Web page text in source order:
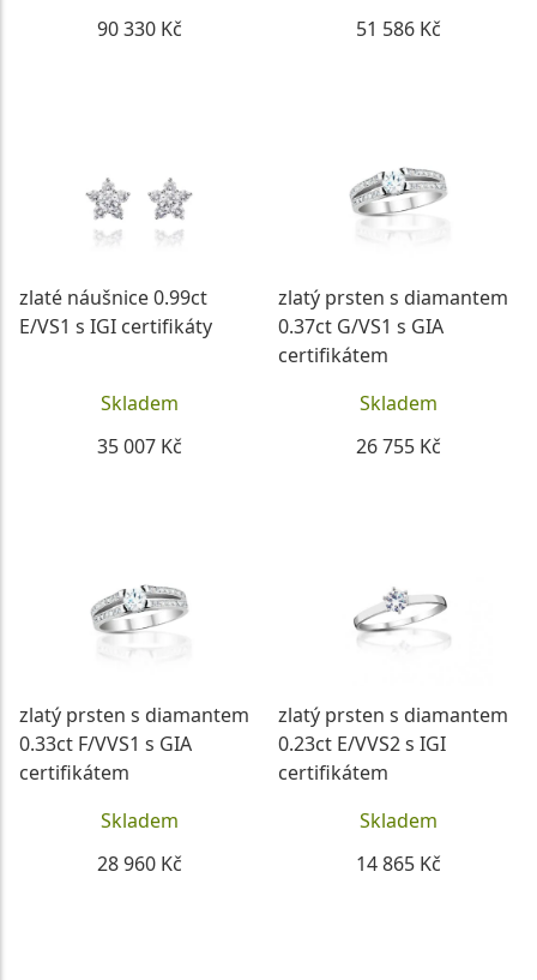
90 330 Kč
51 586 Kč
zlaté náušnice 0.99ct
E/VS1 s IGI certifikáty
Skladem
35 007 Kč
zlatý prsten s diamantem
0.37ct G/VS1 s GIA
certifikátem
Skladem
26 755 Kč
zlatý prsten s diamantem
0.33ct F/VVS1 s GIA
certifikátem
Skladem
28 960 Kč
zlatý prsten s diamantem
0.23ct E/VVS2 s IGI
certifikátem
Skladem
14 865 Kč